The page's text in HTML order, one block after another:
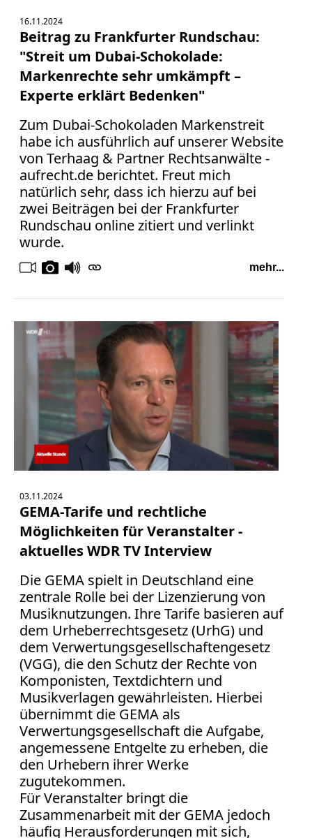
16.11.2024
Beitrag zu Frankfurter Rundschau:
"Streit um Dubai-Schokolade:
Markenrechte sehr umkämpft –
Experte erklärt Bedenken"
Zum Dubai-Schokoladen Markenstreit
habe ich ausführlich auf unserer Website
von Terhaag & Partner Rechtsanwälte -
aufrecht.de berichtet. Freut mich
natürlich sehr, dass ich hierzu auf bei
zwei Beiträgen bei der Frankfurter
Rundschau online zitiert und verlinkt
wurde.
mehr...
03.11.2024
GEMA-Tarife und rechtliche
Möglichkeiten für Veranstalter -
aktuelles WDR TV Interview
Die GEMA spielt in Deutschland eine
zentrale Rolle bei der Lizenzierung von
Musiknutzungen. Ihre Tarife basieren auf
dem Urheberrechtsgesetz (UrhG) und
dem Verwertungsgesellschaftengesetz
(VGG), die den Schutz der Rechte von
Komponisten, Textdichtern und
Musikverlagen gewährleisten. Hierbei
übernimmt die GEMA als
Verwertungsgesellschaft die Aufgabe,
angemessene Entgelte zu erheben, die
den Urhebern ihrer Werke
zugutekommen.
Für Veranstalter bringt die
Zusammenarbeit mit der GEMA jedoch
häufig Herausforderungen mit sich,